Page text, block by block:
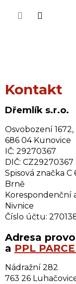
Kontakt
Dřemlík s.r.o.
Osvobození 1672,
686 04 Kunovice
IČ: 29270367
DIČ: CZ29270367
Spisová značka
Brně
Korespondenční
Nivnice
Číslo účtu:
Adresa
a PPL
Nádražní 282
763 26